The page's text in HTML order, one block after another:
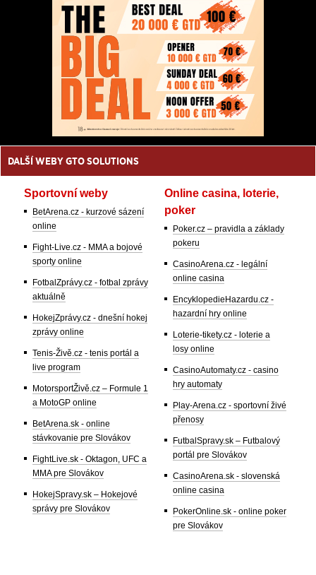
DALŠÍ WEBY GTO SOLUTIONS
Sportovní weby
BetArena.cz - kurzové sázení
online
Fight-Live.cz - MMA a bojové
sporty online
FotbalZprávy.cz - fotbal zprávy
aktuálně
HokejZprávy.cz - dnešní hokej
zprávy online
Tenis-Živě.cz - tenis portál a
live program
MotorsportŽivě.cz – Formule 1
a MotoGP online
BetArena.sk - online
stávkovanie pre Slovákov
FightLive.sk - Oktagon, UFC a
MMA pre Slovákov
HokejSpravy.sk – Hokejové
správy pre Slovákov
Online casina, loterie,
poker
Poker.cz – pravidla a základy
pokeru
CasinoArena.cz - legální
online casina
EncyklopedieHazardu.cz -
hazardní hry online
Loterie-tikety.cz - loterie a
losy online
CasinoAutomaty.cz - casino
hry automaty
Play-Arena.cz - sportovní živé
přenosy
FutbalSpravy.sk – Futbalový
portál pre Slovákov
CasinoArena.sk - slovenská
online casina
PokerOnline.sk - online poker
pre Slovákov